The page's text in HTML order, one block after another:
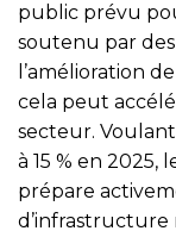
public prévu
soutenu par
l’amélioration
cela peut
secteur.
à 15 % en
prépare
d’infrastructure